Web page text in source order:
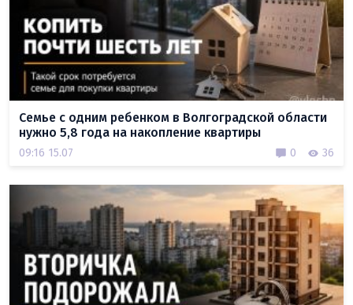
Семье с одним ребенком в Волгоградской области
нужно 5,8 года на накопление квартиры
09:16 15.07 0 36